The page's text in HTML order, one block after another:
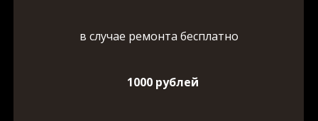
в случае ремонта бесплатно
1000 рублей